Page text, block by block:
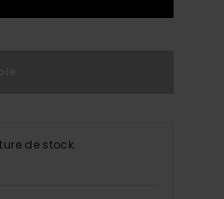
de stock.